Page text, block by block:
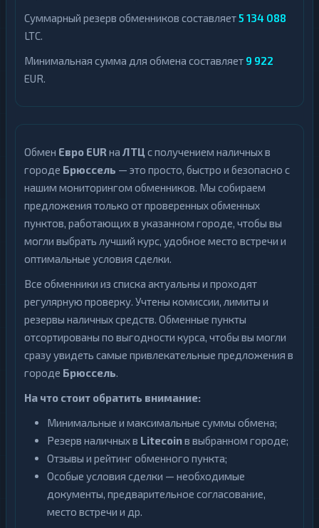
Суммарный резерв обменников составляет5 134 088
LTC.
Минимальная сумма для обмена составляет 9 922
EUR.
Обмен Евро EUR на ЛТЦ с получением наличных в
городе Брюссель — это просто, быстро и безопасно с
нашим мониторингом обменников. Мы собираем
предложения только от проверенных обменных
пунктов, работающих в указанном городе, чтобы вы
могли выбрать лучший курс, удобное место встречи и
оптимальные условия сделки.
Все обменники из списка актуальны и проходят
регулярную проверку. Учтены комиссии, лимиты и
резервы наличных средств. Обменные пункты
отсортированы по выгодности курса, чтобы вы могли
сразу увидеть самые привлекательные предложения в
городе Брюссель.
На что стоит обратить внимание:
Минимальные и максимальные суммы обмена;
Резерв наличных в Litecoinв выбранном городе;
Отзывы и рейтинг обменного пункта;
Особые условия сделки — необходимые
документы, предварительное согласование,
место встречи и др.